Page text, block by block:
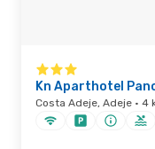
Kn Aparthotel
Costa Adeje, Adeje ·